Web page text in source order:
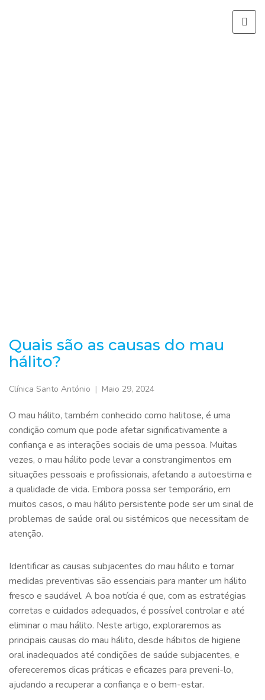
Quais são as causas do mau
hálito?
Clínica Santo António Maio 29, 2024
O mau hálito, também conhecido como halitose, é uma
condição comum que pode afetar significativamente a
confiança e as interações sociais de uma pessoa. Muitas
vezes, o mau hálito pode levar a constrangimentos em
situações pessoais e profissionais, afetando a autoestima e
a qualidade de vida. Embora possa ser temporário, em
muitos casos, o mau hálito persistente pode ser um sinal de
problemas de saúde oral ou sistémicos que necessitam de
atenção.
Identificar as causas subjacentes do mau hálito e tomar
medidas preventivas são essenciais para manter um hálito
fresco e saudável. A boa notícia é que, com as estratégias
corretas e cuidados adequados, é possível controlar e até
eliminar o mau hálito. Neste artigo, exploraremos as
principais causas do mau hálito, desde hábitos de higiene
oral inadequados até condições de saúde subjacentes, e
ofereceremos dicas práticas e eficazes para preveni-lo,
ajudando a recuperar a confiança e o bem-estar.